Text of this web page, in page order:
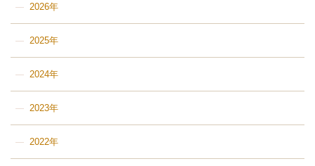
2026年
2025年
2024年
2023年
2022年